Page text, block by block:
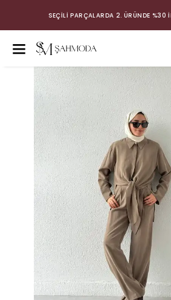
SEÇİLİ PARÇALARDA 2. ÜRÜNDE %30